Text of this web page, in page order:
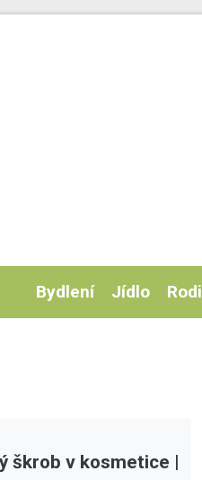
Bydlení Jídlo
škrob v kosmetice |